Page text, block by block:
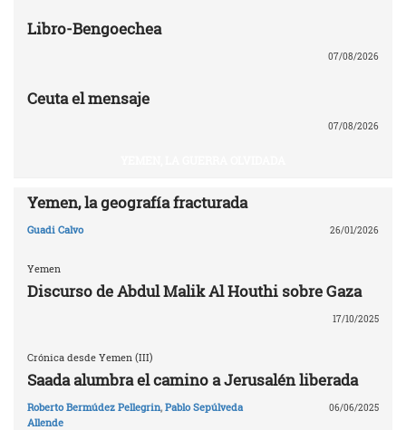
Libro-Bengoechea
07/08/2026
Ceuta el mensaje
07/08/2026
Yemen, la geografía fracturada
Guadi Calvo 26/01/2026
Yemen
Discurso de Abdul Malik Al Houthi sobre Gaza
17/10/2025
Crónica desde Yemen (III)
Saada alumbra el camino a Jerusalén liberada
Roberto Bermúdez Pellegrin, Pablo Sepúlveda
Allende
06/06/2025